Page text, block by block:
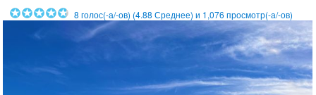
8 голос(-а/-ов) (4.88 Среднее) и 1,076 просмотр(-а/-ов)